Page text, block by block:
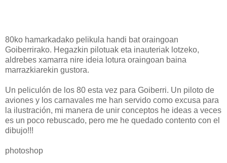
80ko hamarkadako pelikula handi bat oraingoan
Goiberrirako. Hegazkin pilotuak eta inauteriak lotzeko,
aldrebes xamarra nire ideia lotura oraingoan baina
marrazkiarekin gustora.
Un peliculón de los 80 esta vez para Goiberri. Un piloto de
aviones y los carnavales me han servido como excusa para
la ilustración, mi manera de unir conceptos he ideas a veces
es un poco rebuscado, pero me he quedado contento con el
dibujo!!!
photoshop